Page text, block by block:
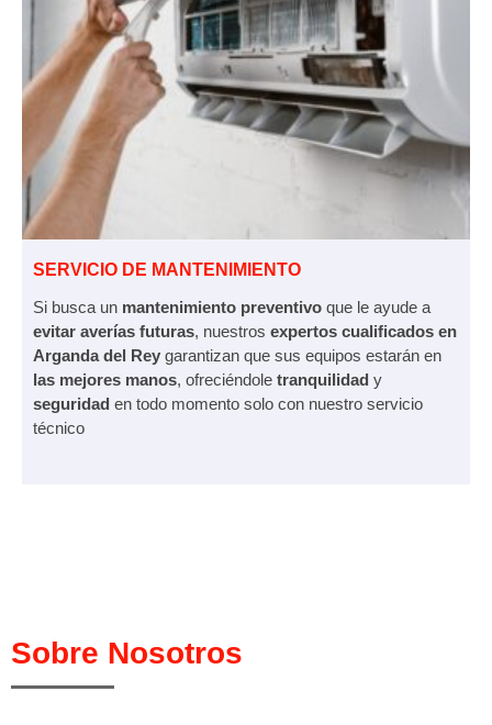
SERVICIO DE MANTENIMIENTO
Si busca un mantenimiento preventivo que le ayude a
evitar averías futuras, nuestros expertos cualificados en
Arganda del Rey garantizan que sus equipos estarán en
las mejores manos, ofreciéndole tranquilidad y
seguridad en todo momento solo con nuestro servicio
técnico
Sobre Nosotros